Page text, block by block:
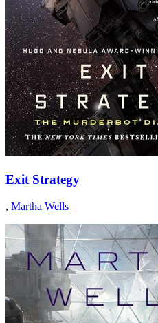
Exit Strategy
, Martha Wells